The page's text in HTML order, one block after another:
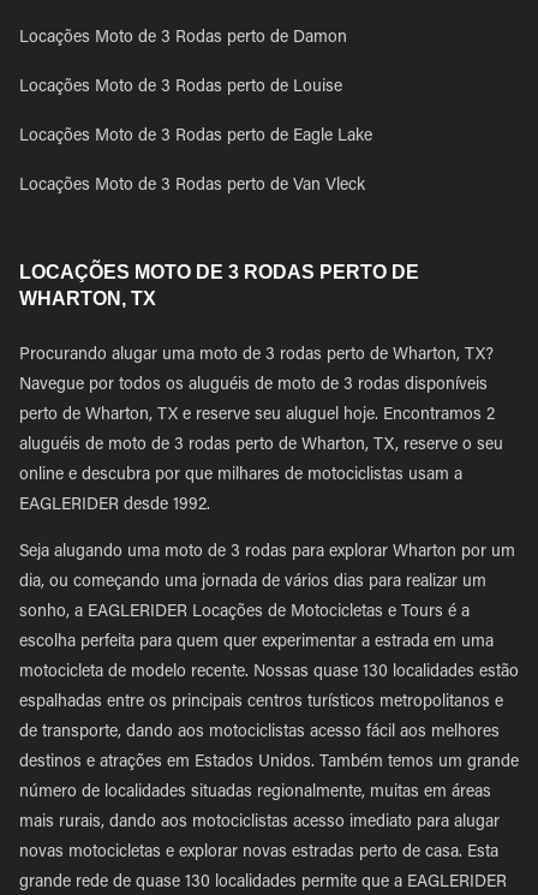
Locações Moto de 3 Rodas perto de Damon
Locações Moto de 3 Rodas perto de Louise
Locações Moto de 3 Rodas perto de Eagle Lake
Locações Moto de 3 Rodas perto de Van Vleck
LOCAÇÕES MOTO DE 3 RODAS PERTO DE
WHARTON, TX
Procurando alugar uma moto de 3 rodas perto de Wharton, TX?
Navegue por todos os aluguéis de moto de 3 rodas disponíveis
perto de Wharton, TX e reserve seu aluguel hoje. Encontramos 2
aluguéis de moto de 3 rodas perto de Wharton, TX, reserve o seu
online e descubra por que milhares de motociclistas usam a
EAGLERIDER desde 1992.
Seja alugando uma moto de 3 rodas para explorar Wharton por um
dia, ou começando uma jornada de vários dias para realizar um
sonho, a EAGLERIDER Locações de Motocicletas e Tours é a
escolha perfeita para quem quer experimentar a estrada em uma
motocicleta de modelo recente. Nossas quase 130 localidades estão
espalhadas entre os principais centros turísticos metropolitanos e
de transporte, dando aos motociclistas acesso fácil aos melhores
destinos e atrações em Estados Unidos. Também temos um grande
número de localidades situadas regionalmente, muitas em áreas
mais rurais, dando aos motociclistas acesso imediato para alugar
novas motocicletas e explorar novas estradas perto de casa. Esta
grande rede de quase 130 localidades permite que a EAGLERIDER